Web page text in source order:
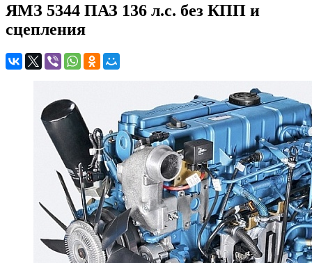
ЯМЗ 5344 ПАЗ 136 л.с. без КПП и
сцепления